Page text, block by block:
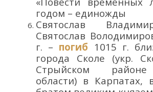
годом – единожды
Святослав
Святослав Володи
г. – погиб 1015 г.
города Сколе (укр.
Стрыйском районе
области) в Карпатах,